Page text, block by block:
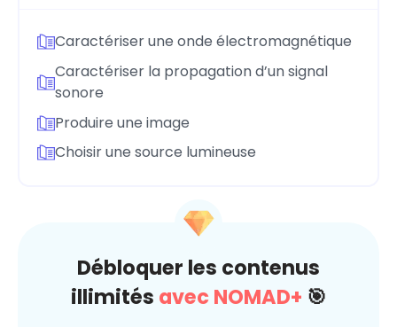
Caractériser une onde électromagnétique
Caractériser la propagation d’un signal
sonore
Produire une image
Choisir une source lumineuse
Débloquer les contenus
illimités avec NOMAD+ 🎯